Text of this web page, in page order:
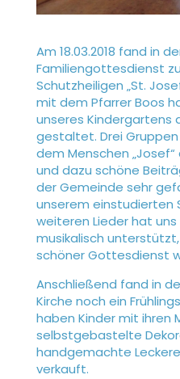
Am 18.03.2018 fand in
Familiengottesdienst
Schutzheiligen „St.
mit dem Pfarrer Boos
unseres Kindergartens
gestaltet. Drei
dem Menschen
und dazu schöne
der Gemeinde sehr
unserem einstudierten
weiteren Lieder hat uns
musikalisch
schöner Gottesdienst
Anschließend fand in
Kirche noch ein
haben Kinder mit ihren
selbstgebastelte
handgemachte
verkauft.